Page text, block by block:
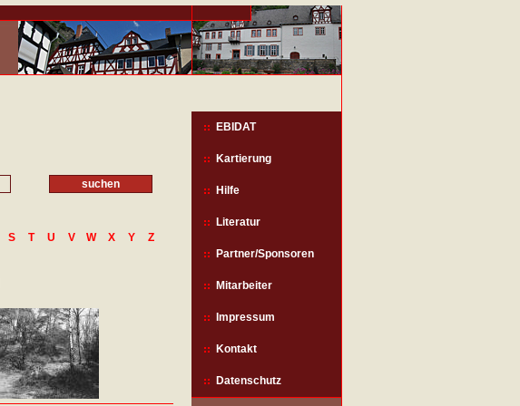
S T U V W X Y Z
EBIDAT
Kartierung
Hilfe
Literatur
Partner/Sponsoren
Mitarbeiter
Impressum
Kontakt
Datenschutz